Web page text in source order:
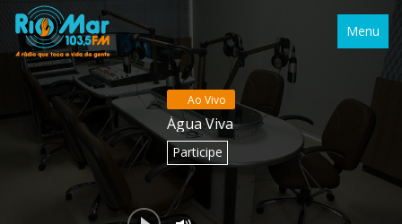
Menu
Ao Vivo
Água Viva
Participe